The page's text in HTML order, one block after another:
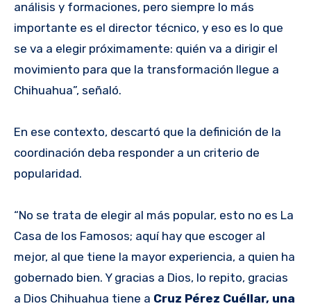
análisis y formaciones, pero siempre lo más
importante es el director técnico, y eso es lo que
se va a elegir próximamente: quién va a dirigir el
movimiento para que la transformación llegue a
Chihuahua”, señaló.
En ese contexto, descartó que la definición de la
coordinación deba responder a un criterio de
popularidad.
“No se trata de elegir al más popular, esto no es La
Casa de los Famosos; aquí hay que escoger al
mejor, al que tiene la mayor experiencia, a quien ha
gobernado bien. Y gracias a Dios, lo repito, gracias
a Dios Chihuahua tiene a Cruz Pérez Cuéllar, una